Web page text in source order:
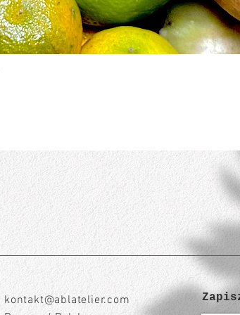
kontakt@ablatelier.com